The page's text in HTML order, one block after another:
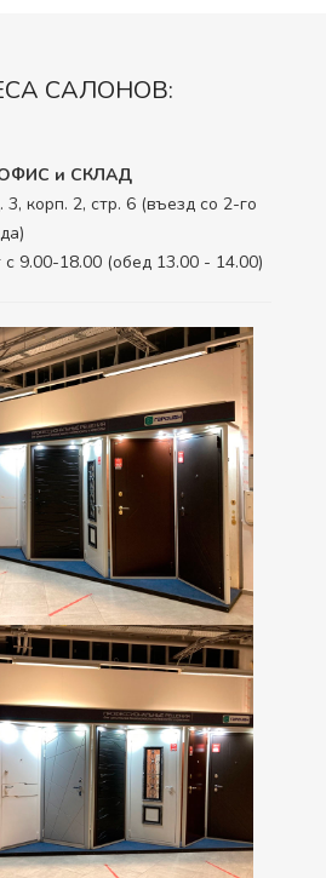
САЛОНОВ:
и СКЛАД
корп. 2, стр. 6 (въезд со 2-го
9.00-18.00 (обед 13.00 - 14.00)